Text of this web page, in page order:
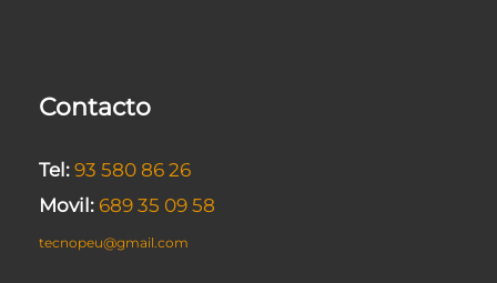
Contacto
Tel: 93 580 86 26
Movil: 689 35 09 58
tecnopeu@gmail.com